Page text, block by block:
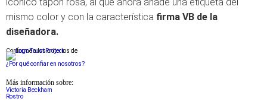
mismo color y con la característica firma VB de la
diseñadora.
Conforme a los criterios de
¿Por qué confiar en nosotros?
Más información sobre:
Victoria Beckham
Rostro